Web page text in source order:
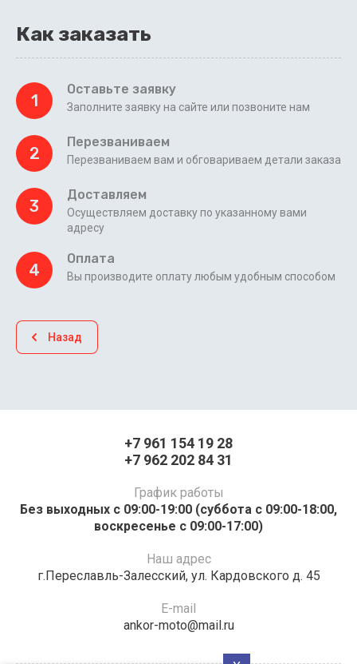
Как заказать
1
Оставьте заявку
Заполните заявку на сайте или позвоните нам
2
Перезваниваем
Перезваниваем вам и обговариваем детали заказа
3
Доставляем
Осуществляем доставку по указанному вами
адресу
4
Оплата
Вы производите оплату любым удобным способом
Назад
+7 961 154 19 28
+7 962 202 84 31
График работы
Без выходных с 09:00-19:00 (суббота с 09:00-18:00,
воскресенье с 09:00-17:00)
Наш адрес
г.Переславль-Залесский, ул. Кардовского д. 45
E-mail
ankor-moto@mail.ru